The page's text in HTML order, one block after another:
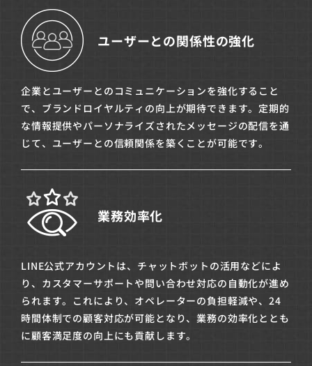
ユーザーとの関係性の強化
企業とユーザーとのコミュニケーションを強化すること
で、ブランドロイヤルティの向上が期待できます。定期的
な情報提供やパーソナライズされたメッセージの配信を通
じて、ユーザーとの信頼関係を築くことが可能です。
業務効率化
LINE公式アカウントは、チャットボットの活用などによ
り、カスタマーサポートや問い合わせ対応の自動化が進め
られます。これにより、オペレーターの負担軽減や、24
時間体制での顧客対応が可能となり、業務の効率化ととも
に顧客満足度の向上にも貢献します。